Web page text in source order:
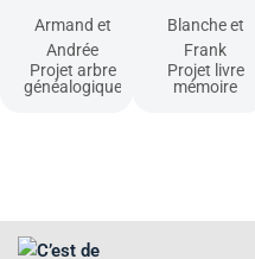
Armand et
Andrée
Projet arbre
généalogique
Blanche et
Frank
Projet livre
mémoire